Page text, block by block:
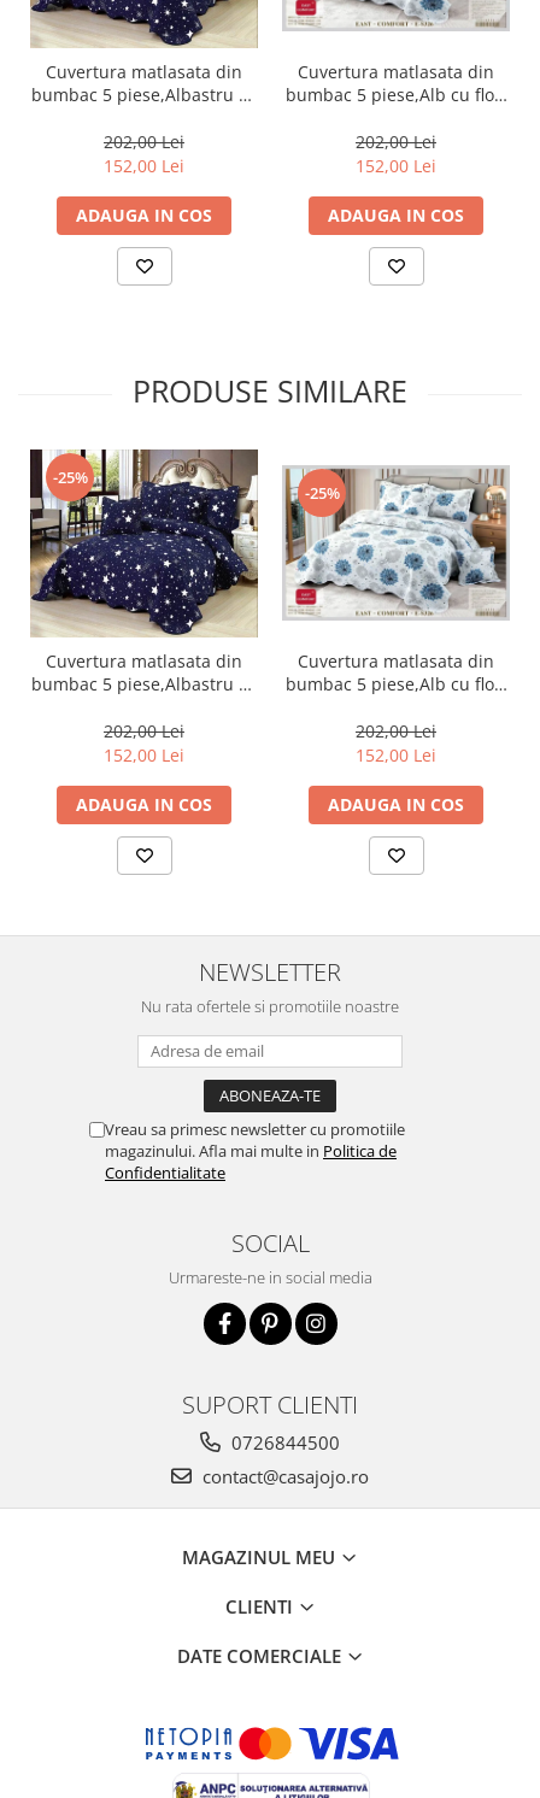
Cuvertura matlasata din
bumbac 5 piese,Albastru cu
202,00 Lei
152,00 Lei
ADAUGA IN COS
Cuvertura matlasata din
bumbac 5 piese,Alb cu flori
202,00 Lei
152,00 Lei
ADAUGA IN COS
PRODUSE SIMILARE
-25%
Cuvertura matlasata din
bumbac 5 piese,Albastru cu
202,00 Lei
152,00 Lei
ADAUGA IN COS
-25%
Cuvertura matlasata din
bumbac 5 piese,Alb cu flori
202,00 Lei
152,00 Lei
ADAUGA IN COS
NEWSLETTER
Nu rata ofertele si promotiile noastre
Vreau sa primesc newsletter cu promotiile
magazinului. Afla mai multe in Politica de
Confidentialitate
SOCIAL
Urmareste-ne in social media
SUPORT CLIENTI
0726844500
contact@casajojo.ro
MAGAZINUL MEU
CLIENTI
DATE COMERCIALE